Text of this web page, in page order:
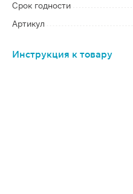
Срок годности
Артикул
Инструкция к товару